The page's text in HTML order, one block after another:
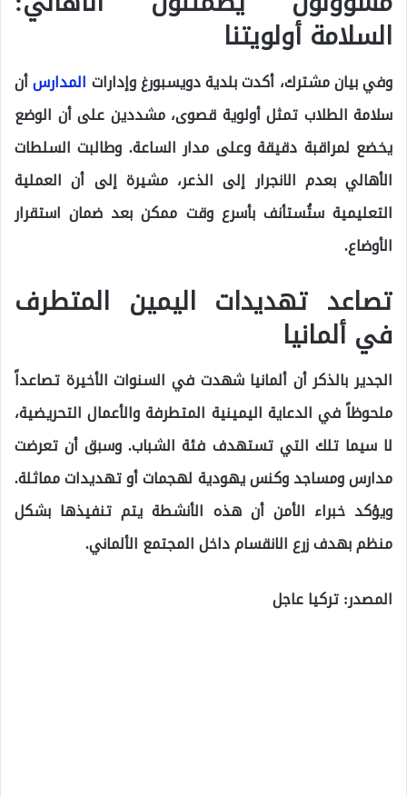
السلامة أولويتنا
وفي بيان مشترك، أكدت بلدية دويسبورغ وإدارات المدارسأن
سلامة الطلاب تمثل أولوية قصوى، مشددين على أن الوضع
يخضع لمراقبة دقيقة وعلى مدار الساعة. وطالبت السلطات
الأهالي بعدم الانجرار إلى الذعر، مشيرة إلى أن العملية
التعليمية ستُستأنف بأسرع وقت ممكن بعد ضمان استقرار
الأوضاع.
تصاعد تهديدات اليمين المتطرف
في ألمانيا
الجدير بالذكر أن ألمانيا شهدت في السنوات الأخيرة تصاعداً
ملحوظاً في الدعاية اليمينية المتطرفة والأعمال التحريضية،
لا سيما تلك التي تستهدف فئة الشباب. وسبق أن تعرضت
مدارس ومساجد وكنس يهودية لهجمات أو تهديدات مماثلة.
ويؤكد خبراء الأمن أن هذه الأنشطة يتم تنفيذها بشكل
منظم بهدف زرع الانقسام داخل المجتمع الألماني.
المصدر: تركيا عاجل